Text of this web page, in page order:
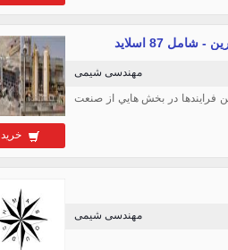
خرید
87 اسلاید
مهندسی شیمی
فرايندها در بخش هايي از صنعت
مهندسی شیمی